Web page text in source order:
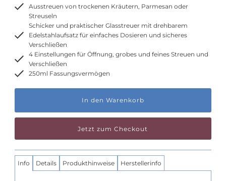
Ausstreuen von trockenen Kräutern, Parmesan oder
Streuseln
Schicker und praktischer Glasstreuer mit drehbarem
Edelstahlaufsatz für einfaches Dosieren und sicheres
Verschließen
4 Einstellungen für Öffnung, grobes und feines Streuen und
Verschließen
250ml Fassungsvermögen
übrig!
Jetzt zum Checkout
Info Details Produkthinweise Herstellerinfo